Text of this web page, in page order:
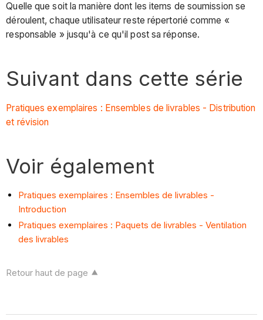
Quelle que soit la manière dont les items de soumission se
déroulent, chaque utilisateur reste répertorié comme «
responsable » jusqu'à ce qu'il post sa réponse.
Suivant dans cette série
Pratiques exemplaires : Ensembles de livrables - Distribution
et révision
Voir également
Pratiques exemplaires : Ensembles de livrables -
Introduction
Pratiques exemplaires : Paquets de livrables - Ventilation
des livrables
Retour haut de page